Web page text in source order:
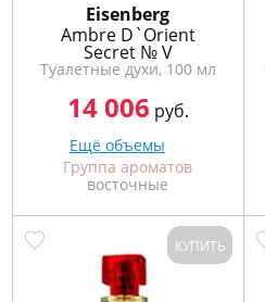
Eisenberg
Ambre D`Orient
Secret № V
Туалетные духи, 100 мл
14 006 руб.
Ещё объемы
Группа ароматов
восточные
КУПИТЬ